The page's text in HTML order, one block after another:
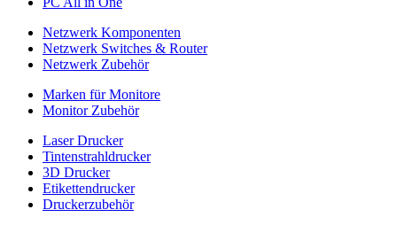
Netzwerk Komponenten
Netzwerk Switches & Router
Netzwerk Zubehör
Marken für Monitore
Monitor Zubehör
Laser Drucker
Tintenstrahldrucker
3D Drucker
Etikettendrucker
Druckerzubehör